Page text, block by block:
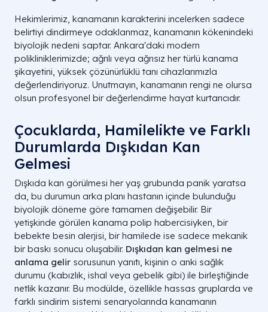
Hekimlerimiz, kanamanın karakterini incelerken sadece
belirtiyi dindirmeye odaklanmaz, kanamanın kökenindeki
biyolojik nedeni saptar. Ankara'daki modern
polikliniklerimizde; ağrılı veya ağrısız her türlü kanama
şikayetini, yüksek çözünürlüklü tanı cihazlarımızla
değerlendiriyoruz. Unutmayın, kanamanın rengi ne olursa
olsun profesyonel bir değerlendirme hayat kurtarıcıdır.
Çocuklarda, Hamilelikte ve Farklı
Durumlarda Dışkıdan Kan
Gelmesi
Dışkıda kan görülmesi her yaş grubunda panik yaratsa
da, bu durumun arka planı hastanın içinde bulunduğu
biyolojik döneme göre tamamen değişebilir. Bir
yetişkinde görülen kanama polip habercisiyken, bir
bebekte besin alerjisi, bir hamilede ise sadece mekanik
bir baskı sonucu oluşabilir. Dışkıdan kan gelmesi ne
anlama gelir sorusunun yanıtı, kişinin o anki sağlık
durumu (kabızlık, ishal veya gebelik gibi) ile birleştiğinde
netlik kazanır. Bu modülde, özellikle hassas gruplarda ve
farklı sindirim sistemi senaryolarında kanamanın